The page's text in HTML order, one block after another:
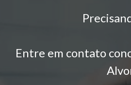
Entre em contato